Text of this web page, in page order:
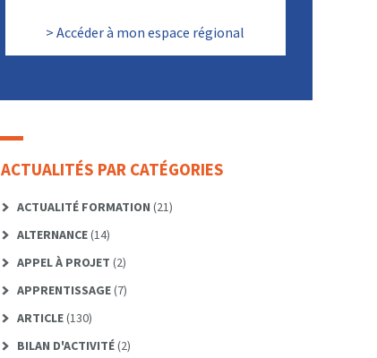
> Accéder à mon espace régional
ACTUALITÉS PAR CATÉGORIES
ACTUALITÉ FORMATION (21)
ALTERNANCE(14)
APPEL À PROJET (2)
APPRENTISSAGE(7)
ARTICLE(130)
BILAN D'ACTIVITÉ(2)